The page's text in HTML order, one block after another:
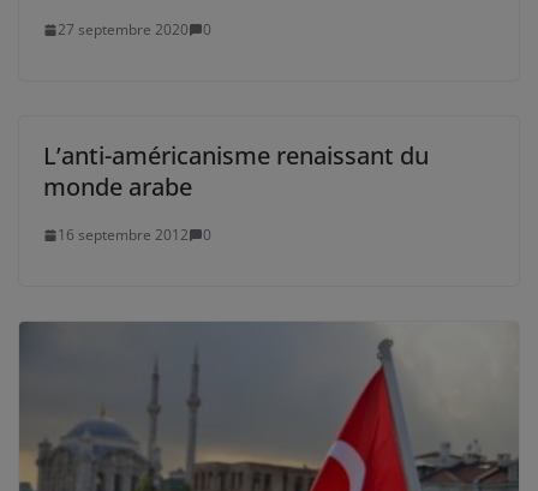
27 septembre 2020 0
L’anti-américanisme renaissant du
monde arabe
16 septembre 2012 0